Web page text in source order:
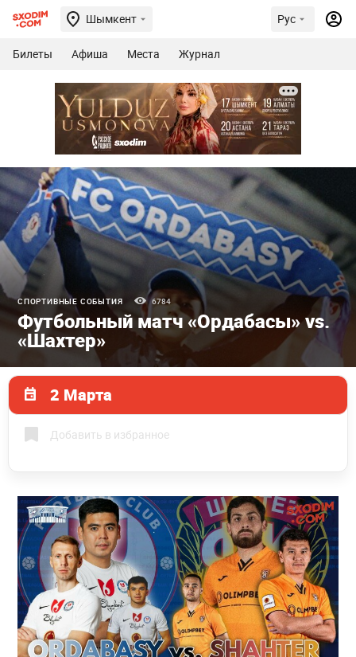
Шымкент Рус
Билеты Афиша Места Журнал
СПОРТИВНЫЕ СОБЫТИЯ 6784
Футбольный матч «Ордабасы» vs.
«Шахтер»
2 Марта
Добавить в избранное